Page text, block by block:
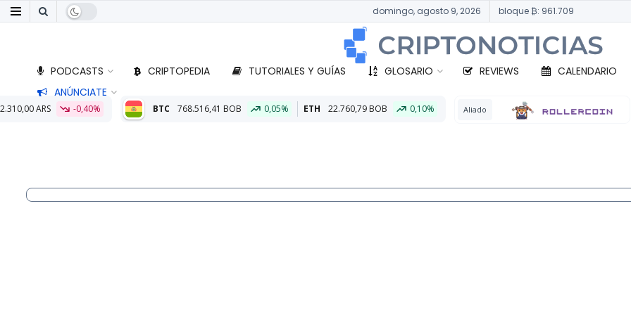
domingo, agosto 9, 2026 bloque ₿: 961.709
PODCASTS CRIPTOPEDIA TUTORIALES Y GUÍAS GLOSARIO REVIEWS CALENDARIO
ANÚNCIATE
BTC 768.516,41 BOB 0,05% ETH 22.760,79 BOB 0,10% Aliado BTC